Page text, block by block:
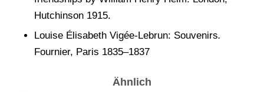
Hutchinson 1915.
Louise Élisabeth Vigée-Lebrun: Souvenirs.
Fournier, Paris 1835–1837
Ähnlich